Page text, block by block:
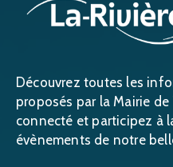
Découvrez toutes les
proposés par la Mairie de
connecté et participez à
évènements de notre